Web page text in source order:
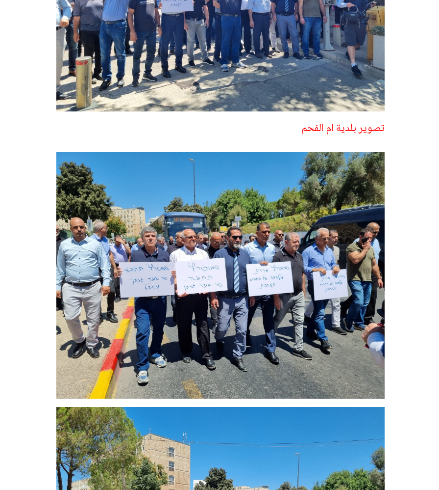
تصوير بلدية ام الفحم